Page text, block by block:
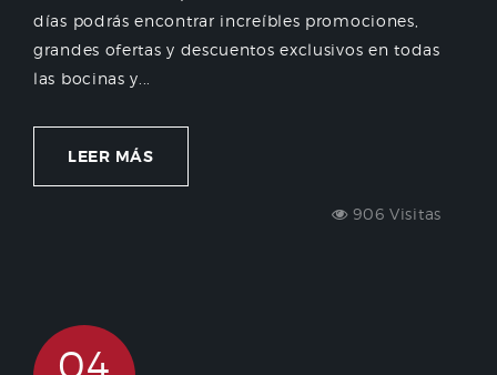
días podrás encontrar increíbles promociones,
grandes ofertas y descuentos exclusivos en todas
las bocinas y...
LEER MÁS
906 Visitas
04